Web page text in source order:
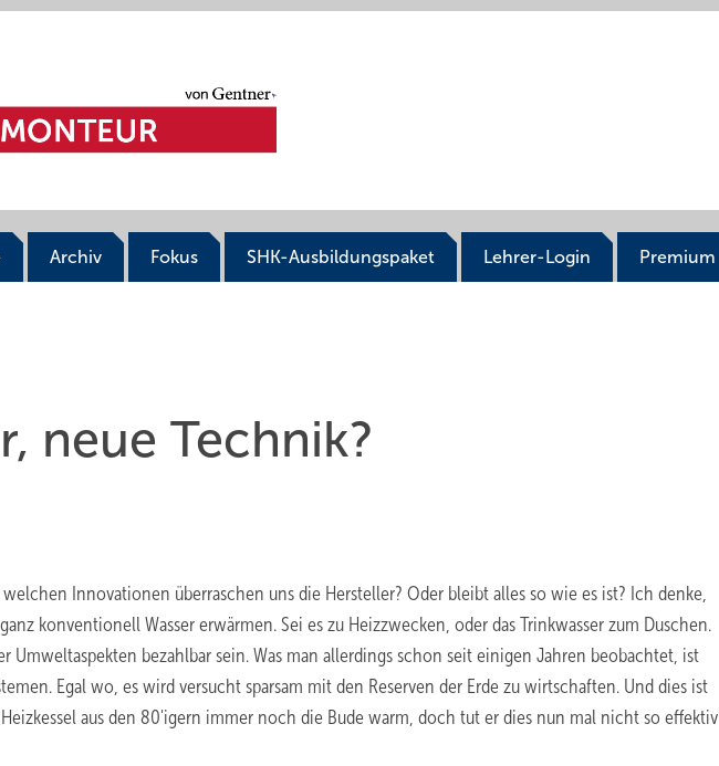
Archiv Fokus SHK-Ausbildungspaket Lehrer-Login Premium
neue Technik?
welchen Innovationen überraschen uns die Hersteller? Oder bleibt alles so wie es ist? Ich denke,
konventionell Wasser erwärmen. Sei es zu Heizzwecken, oder das Trinkwasser zum Duschen.
Umweltaspekten bezahlbar sein. Was man allerdings schon seit einigen Jahren beobachtet, ist
Egal wo, es wird versucht sparsam mit den Reserven der Erde zu wirtschaften. Und dies ist
aus den 80'igern immer noch die Bude warm, doch tut er dies nun mal nicht so effektiv